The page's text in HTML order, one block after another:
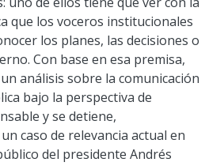
que los voceros institucionales
los planes, las decisiones o
Con base en esa premisa,
análisis sobre la comunicación
bajo la perspectiva de
y se detiene,
caso de relevancia actual en
del presidente Andrés